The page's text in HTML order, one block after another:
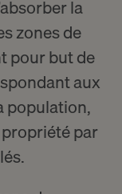
la
zones de
pour but de
aux
population,
par